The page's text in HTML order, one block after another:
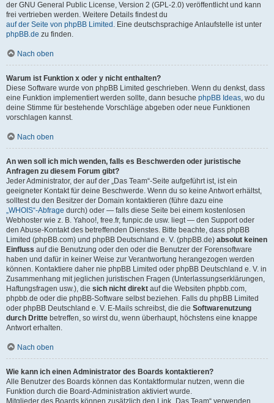
der GNU General Public License, Version 2 (GPL-2.0) veröffentlicht und kann
frei vertrieben werden. Weitere Details findest du
auf der Seite von phpBB Limited . Eine deutschsprachige Anlaufstelle ist unter
phpBB.de zu finden.
Nach oben
Warum ist Funktion x oder y nicht enthalten?
Diese Software wurde von phpBB Limited geschrieben. Wenn du denkst, dass
eine Funktion implementiert werden sollte, dann besuche phpBB Ideas, wo du
deine Stimme für bestehende Vorschläge abgeben oder neue Funktionen
vorschlagen kannst.
Nach oben
An wen soll ich mich wenden, falls es Beschwerden oder juristische
Anfragen zu diesem Forum gibt?
Jeder Administrator, der auf der „Das Team“-Seite aufgeführt ist, ist ein
geeigneter Kontakt für deine Beschwerde. Wenn du so keine Antwort erhältst,
solltest du den Besitzer der Domain kontaktieren (führe dazu eine
„WHOIS“-Abfrage durch) oder — falls diese Seite bei einem kostenlosen
Webhoster wie z. B. Yahoo!, free.fr, funpic.de usw. liegt — den Support oder
den Abuse-Kontakt des betreffenden Dienstes. Bitte beachte, dass phpBB
Limited (phpBB.com) und phpBB Deutschland e. V. (phpBB.de) absolut keinen
Einfluss auf die Benutzung oder den oder die Benutzer der Forensoftware
haben und dafür in keiner Weise zur Verantwortung herangezogen werden
können. Kontaktiere daher nie phpBB Limited oder phpBB Deutschland e. V. in
Zusammenhang mit jeglichen juristischen Fragen (Unterlassungserklärungen,
Haftungsfragen usw.), die sich nicht direkt auf die Websiten phpbb.com,
phpbb.de oder die phpBB-Software selbst beziehen. Falls du phpBB Limited
oder phpBB Deutschland e. V. E-Mails schreibst, die die Softwarenutzung
durch Dritte betreffen, so wirst du, wenn überhaupt, höchstens eine knappe
Antwort erhalten.
Nach oben
Wie kann ich einen Administrator des Boards kontaktieren?
Alle Benutzer des Boards können das Kontaktformular nutzen, wenn die
Funktion durch die Board-Administration aktiviert wurde.
Mitglieder des Boards können zusätzlich den Link „Das Team“ verwenden.